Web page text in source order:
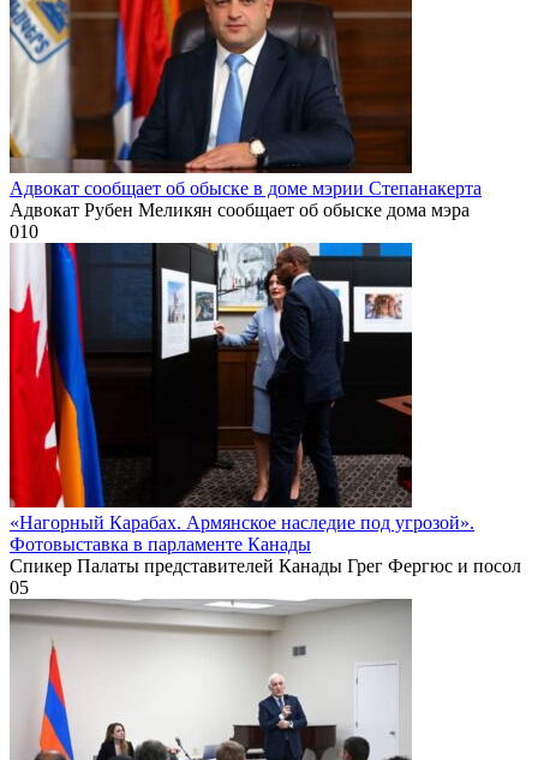
Адвокат сообщает об обыске в доме мэрии Степанакерта
Адвокат Рубен Меликян сообщает об обыске дома мэра
010
«Нагорный Карабах. Армянское наследие под угрозой».
Фотовыставка в парламенте Канады
Спикер Палаты представителей Канады Грег Фергюс и посол
05